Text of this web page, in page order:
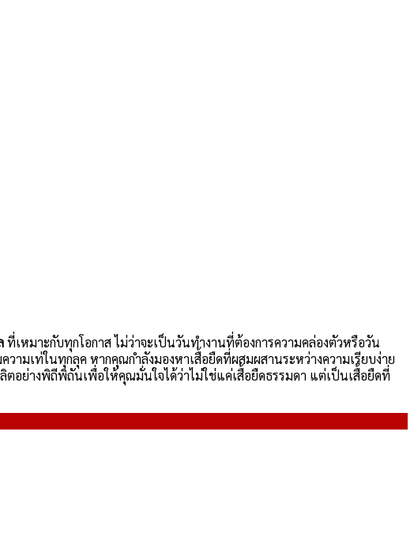
ที่เหมาะกับทุกโอกาส ไม่ว่าจะเป็นวันทำงานที่ต้องการความคล่องตัวหรือวัน
ามเท่ในทุกลุค หากคุณกำลังมองหาเสื้อยืดที่ผสมผสานระหว่างความเรียบง่าย
ย่างพิถีพิถันเพื่อให้คุณมั่นใจได้ว่าไม่ใช่แค่เสื้อยืดธรรมดา แต่เป็นเสื้อยืดที่